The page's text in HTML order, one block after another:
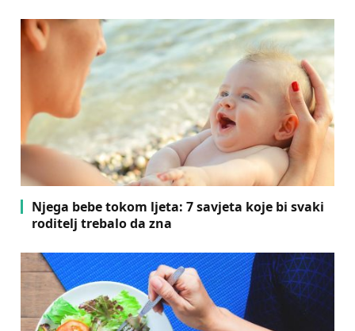
Njega bebe tokom ljeta: 7 savjeta koje bi svaki
roditelj trebalo da zna